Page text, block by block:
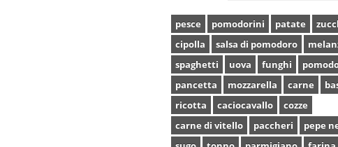
pesce pomodorini patate
cipolla
salsa di pomodoro
spaghetti
uova funghi
pancetta
mozzarella carne
ricotta
caciocavallo
cozze
carne di vitello
paccheri
pepe